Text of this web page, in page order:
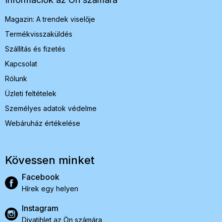
Magazin: A trendek viselője
Termékvisszaküldés
Szállítás és fizetés
Kapcsolat
Rólunk
Üzleti feltételek
Személyes adatok védelme
Webáruház értékelése
Kövessen minket
Facebook
Hírek egy helyen
Instagram
Divatihlet az Ön számára